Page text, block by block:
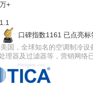
+
口碑指数1161 已点亮标
国，全球知名的空调制冷
理器及过滤器等，营销网络